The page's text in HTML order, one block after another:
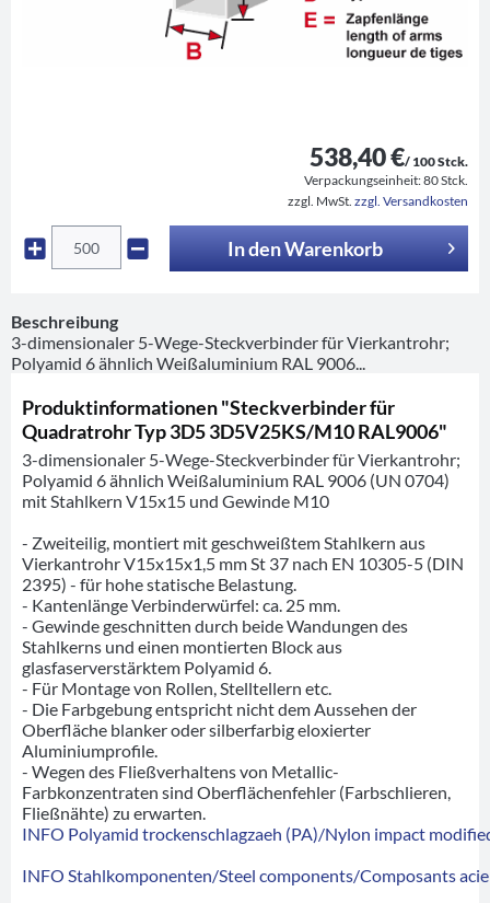
538,40 €/ 100 Stck.
Verpackungseinheit:80 Stck.
zzgl. MwSt. zzgl. Versandkosten
In denWarenkorb
Beschreibung
3-dimensionaler 5-Wege-Steckverbinder für Vierkantrohr;
Polyamid 6 ähnlich Weißaluminium RAL 9006...
Produktinformationen "Steckverbinder für
Quadratrohr Typ 3D5 3D5V25KS/M10 RAL9006"
3-dimensionaler 5-Wege-Steckverbinder für Vierkantrohr;
Polyamid 6 ähnlich Weißaluminium RAL 9006 (UN 0704)
mit Stahlkern V15x15 und Gewinde M10
- Zweiteilig, montiert mit geschweißtem Stahlkern aus
Vierkantrohr V15x15x1,5 mm St 37 nach EN 10305-5 (DIN
2395) - für hohe statische Belastung.
- Kantenlänge Verbinderwürfel: ca. 25 mm.
- Gewinde geschnitten durch beide Wandungen des
Stahlkerns und einen montierten Block aus
glasfaserverstärktem Polyamid 6.
- Für Montage von Rollen, Stelltellern etc.
- Die Farbgebung entspricht nicht dem Aussehen der
Oberfläche blanker oder silberfarbig eloxierter
Aluminiumprofile.
- Wegen des Fließverhaltens von Metallic-
Farbkonzentraten sind Oberflächenfehler (Farbschlieren,
Fließnähte) zu erwarten.
INFO Polyamid trockenschlagzaeh (PA)/Nylon impact
INFO Stahlkomponenten/Steel components/Composants